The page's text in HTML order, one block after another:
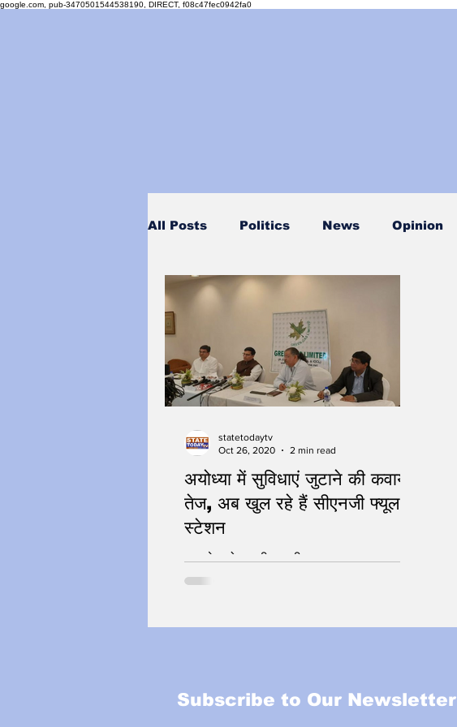
google.com, pub-3470501544538190, DIRECT, f08c47fec0942fa0
All Posts Politics News Opinion
Personality
अयोध्या में सुविधाएं जुटाने की कवायद
तेज, अब खुल रहे हैं सीएनजी फ्यूल
स्टेशन
बदलते अयोध्या की कहानी
statetodaytv
Oct 26, 2020
2 min read
Subscribe to Our Newsletter